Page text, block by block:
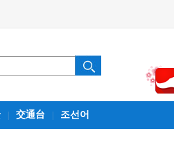
交通台 조선어